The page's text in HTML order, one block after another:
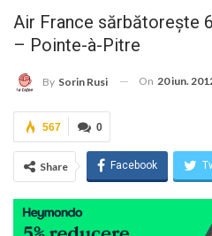
Air France sărbătoreşte
– Pointe-à-Pitre
By Sorin Rusi On 20 iun.
0
567
Share Facebook